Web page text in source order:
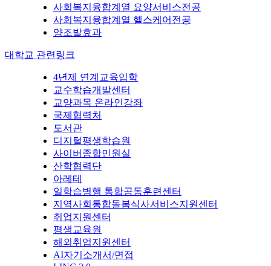
사회복지융합계열 요양서비스전공
사회복지융합계열 헬스케어전공
양조발효과
대학교 관련링크
4년제 연계교육입학
교수학습개발센터
교양과목 온라인강좌
국제협력처
도서관
디지털평생학습원
사이버종합민원실
산학협력단
아레테
일학습병행 통합공동훈련센터
지역사회통합돌봄식사서비스지원센터
취업지원센터
평생교육원
해외취업지원센터
AI자기소개서/면접